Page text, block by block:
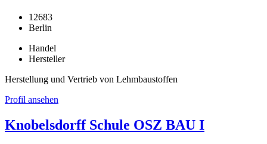
12683
Berlin
Handel
Hersteller
Herstellung und Vertrieb von Lehmbaustoffen
Profil ansehen
Knobelsdorff Schule OSZ BAU I